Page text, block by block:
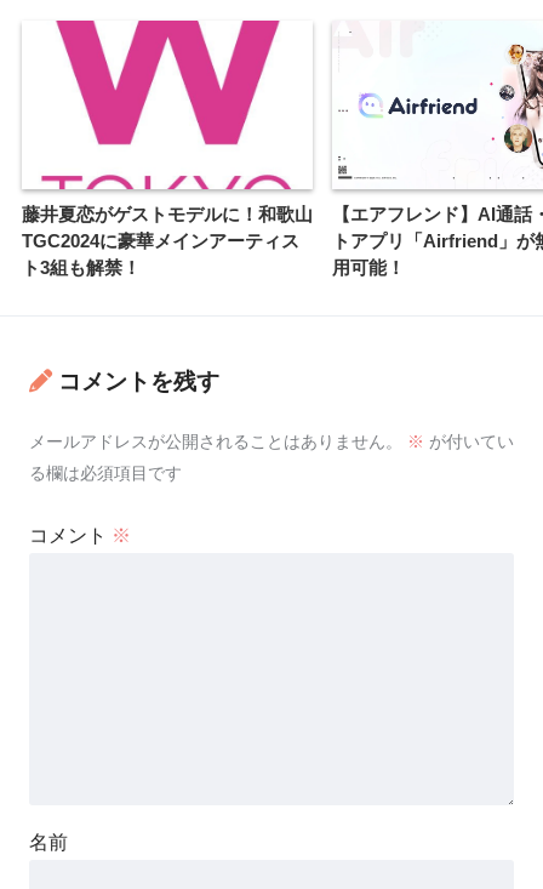
藤井夏恋がゲストモデルに！和歌山
TGC2024に豪華メインアーティス
ト3組も解禁！
【エアフレンド】AI通話
トアプリ「Airfriend」が
用可能！
コメントを残す
メールアドレスが公開されることはありません。 ※ が付いてい
る欄は必須項目です
コメント ※
名前